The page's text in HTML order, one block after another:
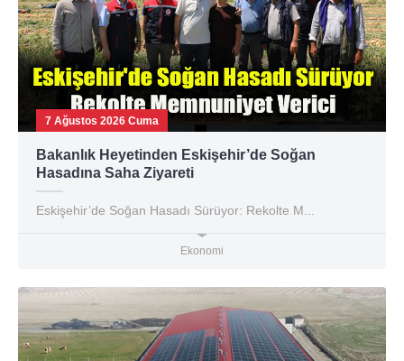
7 Ağustos 2026 Cuma
Bakanlık Heyetinden Eskişehir’de Soğan
Hasadına Saha Ziyareti
Eskişehir’de Soğan Hasadı Sürüyor: Rekolte M...
Ekonomi